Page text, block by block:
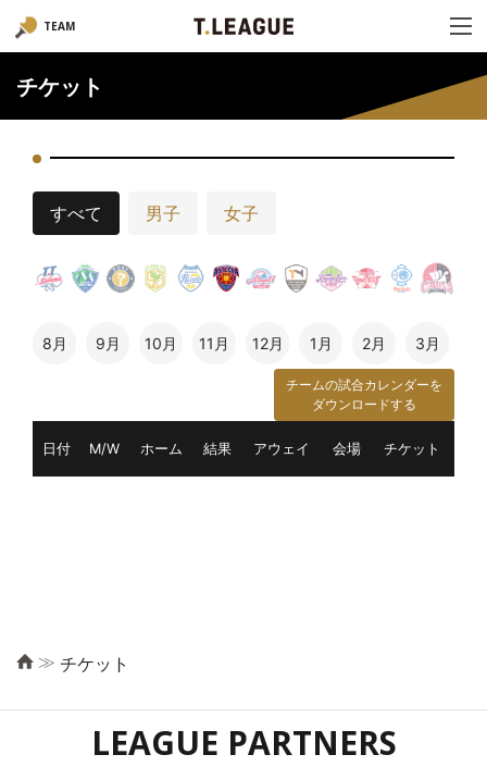
TEAM
チケット
すべて 男子 女子
8月 9月 10月 11月 12月 1月 2月 3月
チームの試合カレンダーを
ダウンロードする
日付 M/W ホーム 結果 アウェイ 会場 チケット
≫ チケット
LEAGUE PARTNERS